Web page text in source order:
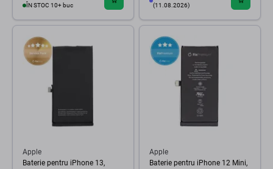
ÎN STOC 10+ buc
(11.08.2026)
Apple
Baterie pentru iPhone 13,
Apple
Baterie pentru iPhone 12 Mini,